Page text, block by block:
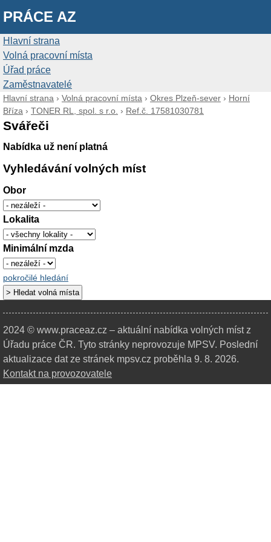
PRÁCE AZ
Hlavní strana
Volná pracovní místa
Úřad práce
Zaměstnavatelé
Hlavní strana › Volná pracovní místa › Okres Plzeň-sever › Horní
Bříza › TONER RL, spol. s r.o. › Ref.č. 17581030781
Svářeči
Nabídka už není platná
Vyhledávání volných míst
Obor
Lokalita
Minimální mzda
pokročilé hledání
2024 © www.praceaz.cz – aktuální nabídka volných míst z
Úřadu práce ČR. Tyto stránky neprovozuje MPSV. Poslední
aktualizace dat ze stránek mpsv.cz proběhla 9. 8. 2026.
Kontakt na provozovatele